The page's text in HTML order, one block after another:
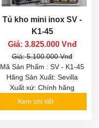
Tủ kho mini inox SV -
K1-45
Giá: 3.825.000 Vnđ
Giá: 5.100.000 Vnđ
Mã Sản Phẩm : SV - K1-45
Hãng Sản Xuất: Sevilla
Xuất xứ: Chính hãng
Xem chi tiết